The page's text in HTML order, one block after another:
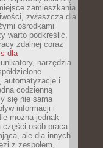
zamieszkania.
zwłaszcza dla
ośrodkami
warto podkreślić,
zdalnej coraz
dla
narzędzia
automatyzacje i
codzienną
się nie sama
informacji i
można jednak
części osób praca
ale dla innych
z zespołem,